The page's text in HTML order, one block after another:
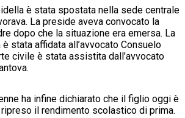
è stata spostata nella sede centrale
La preside aveva convocato la
dopo che la situazione era emersa. La
stata affidata all’avvocato Consuelo
civile è stata assistita dall’avvocato
ha infine dichiarato che il figlio oggi è
il rendimento scolastico di prima.